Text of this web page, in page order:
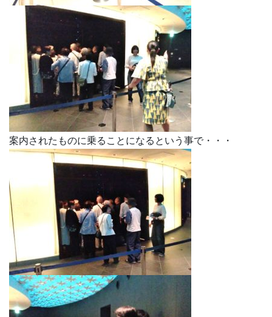
案内されたものに乗ることになるという事で・・・